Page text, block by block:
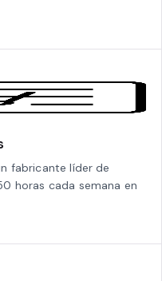
fabricante líder de
horas cada semana en